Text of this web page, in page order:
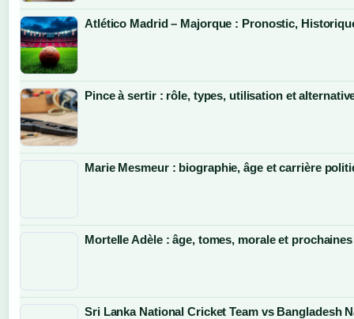
Atlético Madrid – Majorque : Pronostic,
Pince à sertir : rôle, types, utilisation et
Marie Mesmeur : biographie, âge et carrière
Mortelle Adèle : âge, tomes, morale et
Sri Lanka National Cricket Team vs Bangladesh